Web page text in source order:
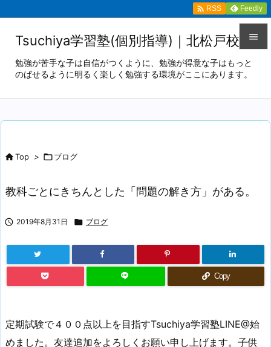


メニュ

検索
 RSS Feedly
Tsuchiya学習塾(個別指導)｜北松戸校
勉強が苦手な子は自信がつくように、勉強が得意な子はもっと
のばせるように明るく楽しく勉強する環境がここにあります。
Top > ブログ
教科ごとにきちんとした「問題の解き方」がある。
 2019年8月31日  ブログ
Copy
定期試験で４００点以上を目指すTsuchiya学習塾LINE@始
めました。友達追加をよろしくお願い申し上げます。子供